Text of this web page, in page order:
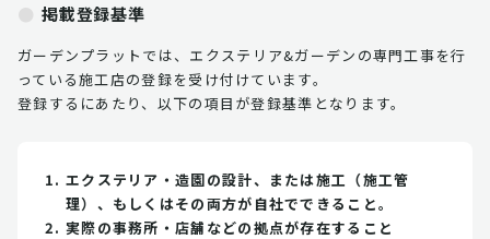
掲載登録基準
ガーデンプラットでは、エクステリア&ガーデンの専門工事を行
っている施工店の登録を受け付けています。
登録するにあたり、以下の項目が登録基準となります。
エクステリア・造園の設計、または施工（施工管
理）、もしくはその両方が自社でできること。
実際の事務所・店舗などの拠点が存在すること